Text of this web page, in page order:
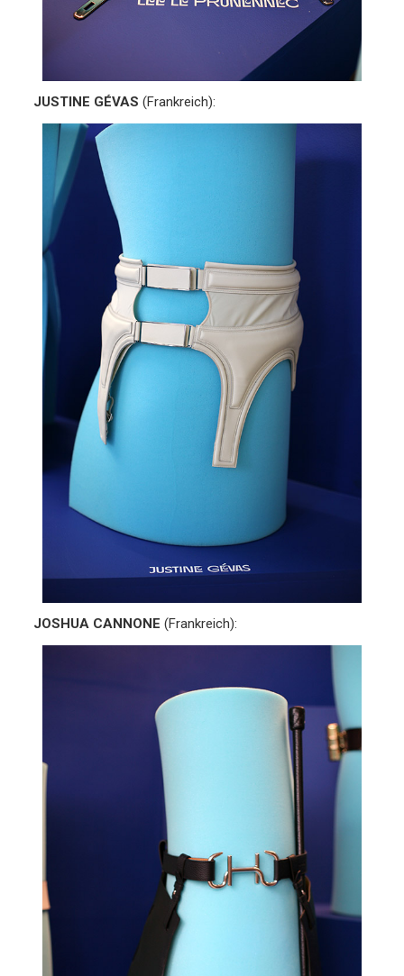
JUSTINE GÉVAS (Frankreich):
JOSHUA CANNONE (Frankreich):